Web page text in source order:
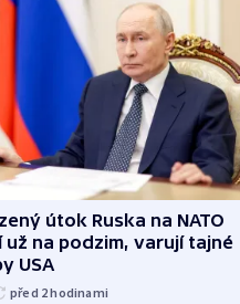
útok Ruska na NATO
už na podzim, varují tajné
USA
před 2hodinami